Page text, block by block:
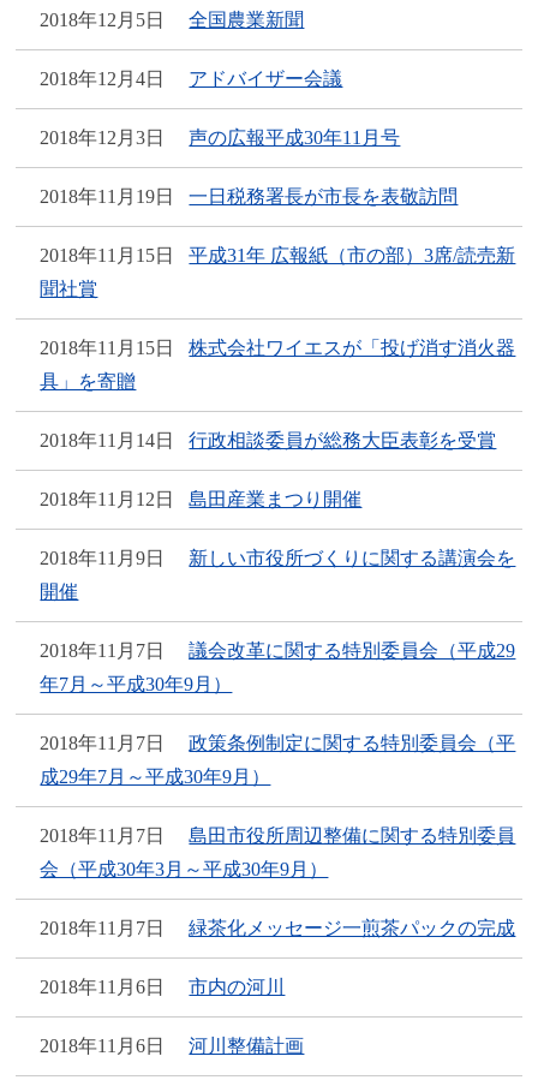
2018年12月5日 全国農業新聞
2018年12月4日 アドバイザー会議
2018年12月3日 声の広報平成30年11月号
2018年11月19日 一日税務署長が市長を表敬訪問
2018年11月15日
平成31年 広報紙（市の部）3席/読売新
聞社賞
2018年11月15日
株式会社ワイエスが「投げ消す消火器
具」を寄贈
2018年11月14日 行政相談委員が総務大臣表彰を受賞
2018年11月12日 島田産業まつり開催
2018年11月9日
新しい市役所づくりに関する講演会を
開催
2018年11月7日
議会改革に関する特別委員会（平成29
年7月～平成30年9月）
2018年11月7日
政策条例制定に関する特別委員会（平
成29年7月～平成30年9月）
2018年11月7日
島田市役所周辺整備に関する特別委員
会（平成30年3月～平成30年9月）
2018年11月7日 緑茶化メッセージ一煎茶パックの完成
2018年11月6日 市内の河川
2018年11月6日 河川整備計画